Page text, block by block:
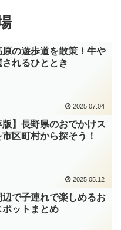
原の遊歩道を散策！牛や
れるひととき
2025.07.04
】長野県のおでかけス
区町村から探そう！
2025.05.12
辺で子連れで楽しめるお
ポットまとめ